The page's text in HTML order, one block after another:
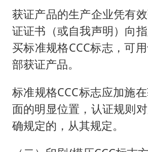
获证产品的生产企业凭有
证证书（或自我声明）向
买标准规格CCC标志，可
部获证产品。
标准规格CCC标志应加施
面的明显位置，认证规则
确规定的，从其规定。